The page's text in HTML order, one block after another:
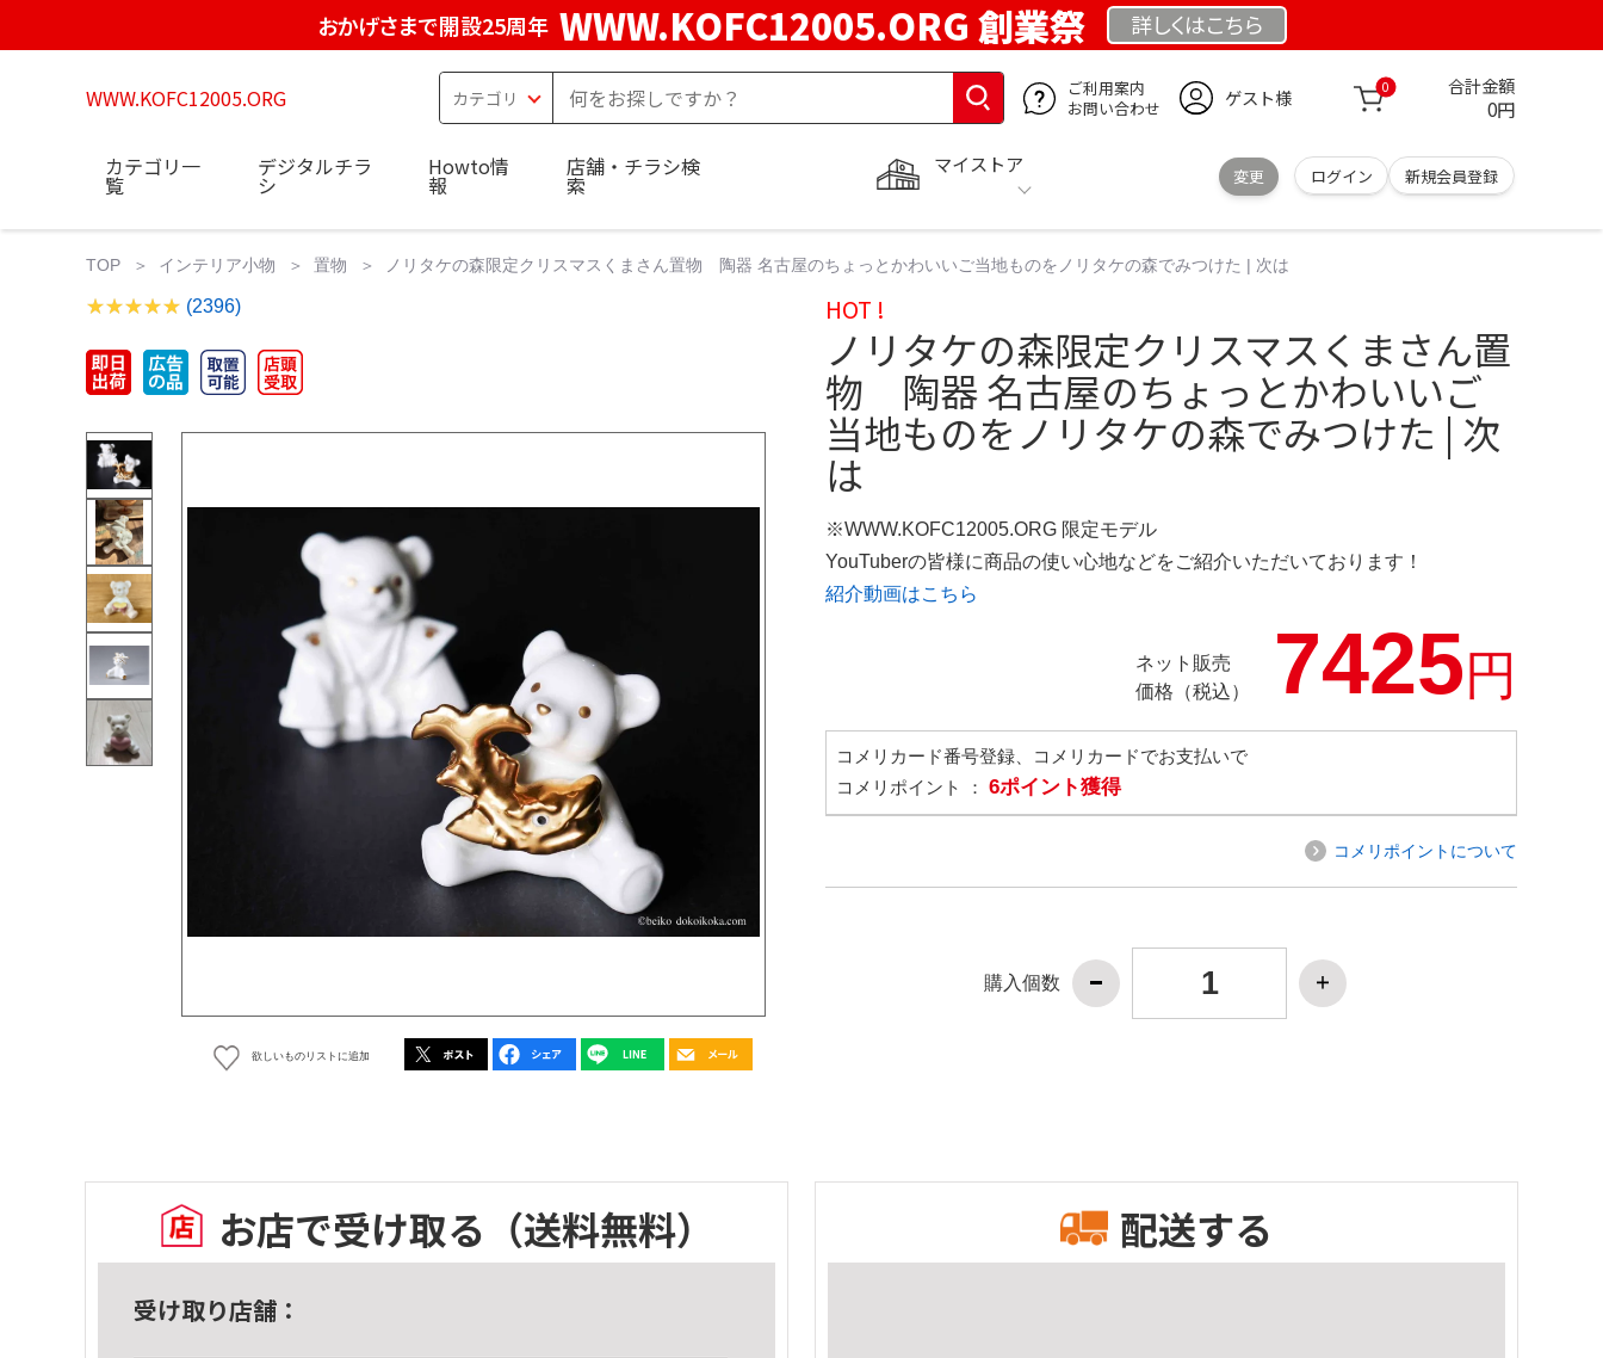
おかげさまで開設25周年 WWW.KOFC12005.ORG 創業祭 詳しくはこちら
WWW.KOFC12005.ORG
ご利用案内
お問い合わせ
ゲスト様 0 合計金額
0円
マイストア
変更 ログイン 新規会員登録
カテゴリ一
覧
デジタルチラ
シ
Howto情
報
店舗・チラシ検
索
TOP インテリア小物 置物 ノリタケの森限定クリスマスくまさん置物 陶器 名古屋のちょっとかわいいご当地ものをノリタケの森でみつけた | 次は
(2396)
欲しいものリストに追加
HOT !
ノリタケの森限定クリスマスくまさん置
物 陶器 名古屋のちょっとかわいいご
当地ものをノリタケの森でみつけた | 次
は
※WWW.KOFC12005.ORG 限定モデル
YouTuberの皆様に商品の使い心地などをご紹介いただいております！
紹介動画はこちら
ネット販売
価格（税込）
7425円
コメリカード番号登録、コメリカードでお支払いで
コメリポイント ： 6ポイント獲得
コメリポイントについて
購入個数
お店で受け取る （送料無料）
受け取り店舗：
配送する